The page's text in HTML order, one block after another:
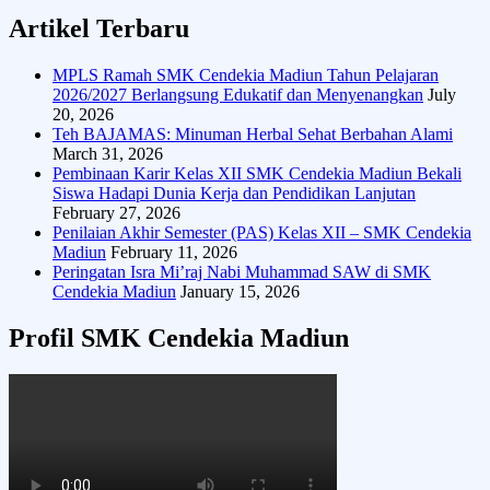
Artikel Terbaru
MPLS Ramah SMK Cendekia Madiun Tahun Pelajaran
2026/2027 Berlangsung Edukatif dan Menyenangkan July
20, 2026
Teh BAJAMAS: Minuman Herbal Sehat Berbahan Alami
March 31, 2026
Pembinaan Karir Kelas XII SMK Cendekia Madiun Bekali
Siswa Hadapi Dunia Kerja dan Pendidikan Lanjutan
February 27, 2026
Penilaian Akhir Semester (PAS) Kelas XII – SMK Cendekia
Madiun February 11, 2026
Peringatan Isra Mi’raj Nabi Muhammad SAW di SMK
Cendekia Madiun January 15, 2026
Profil SMK Cendekia Madiun